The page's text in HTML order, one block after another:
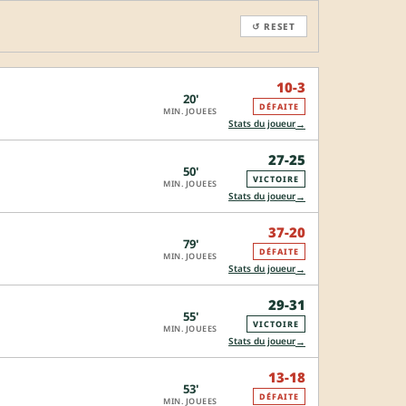
↺ RESET
20'
MIN. JOUEES
10-3
DÉFAITE
Stats du joueur→
50'
MIN. JOUEES
27-25
VICTOIRE
Stats du joueur→
79'
MIN. JOUEES
37-20
DÉFAITE
Stats du joueur→
55'
MIN. JOUEES
29-31
VICTOIRE
Stats du joueur→
53'
MIN. JOUEES
13-18
DÉFAITE